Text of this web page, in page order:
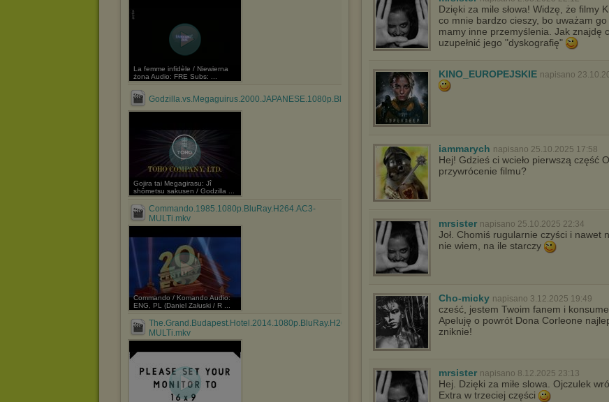
La femme infidèle / Niewierna
żona Audio: FRE Subs: ...
Godzilla.vs.Megaguirus.2000.JAPANESE.1080p.BluRay.H264....mkv
Gojira tai Megagirasu: Jî
shômetsu sakusen / Godzilla ...
Commando.1985.1080p.BluRay.H264.AC3-
MULTi.mkv
Commando / Komando Audio:
ENG, PL (Daniel Załuski / R ...
The.Grand.Budapest.Hotel.2014.1080p.BluRay.H264.AAC-
MULTi.mkv
Dzięki za mile słowa! Widzę, że filmy
co mnie bardzo cieszy, bo uważam
mamy inne przemyślenia. Jak znajdę
uzupełnić jego "dyskografię"
KINO_EUROPEJSKIE napisano
iammarych napisano 25.10.2025 17:58
Hej! Gdzieś ci wcieło pierwszą część
przywrócenie filmu?
mrsister napisano 25.10.2025 22:34
Joł. Chomiś rugularnie czyści i nawet
nie wiem, na ile starczy
Cho-micky napisano 3.12.2025 19:49
cześć, jestem Twoim fanem i
Apeluję o powrót Dona Corleone
zniknie!
mrsister napisano 8.12.2025 23:13
Hej. Dzięki za miłe slowa. Ojczulek
Extra w trzeciej części